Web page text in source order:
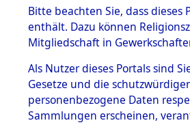
BESTÄNDE
1.
mente
5. Verschiedenes
5.3
Todesmärsche
Bitte beachten Sie, dass
enthält. Dazu können
Mitgliedschaft in
Als Nutzer dieses Portals sind
Gesetze und die
personenbezogene Daten
Sammlungen erscheinen,